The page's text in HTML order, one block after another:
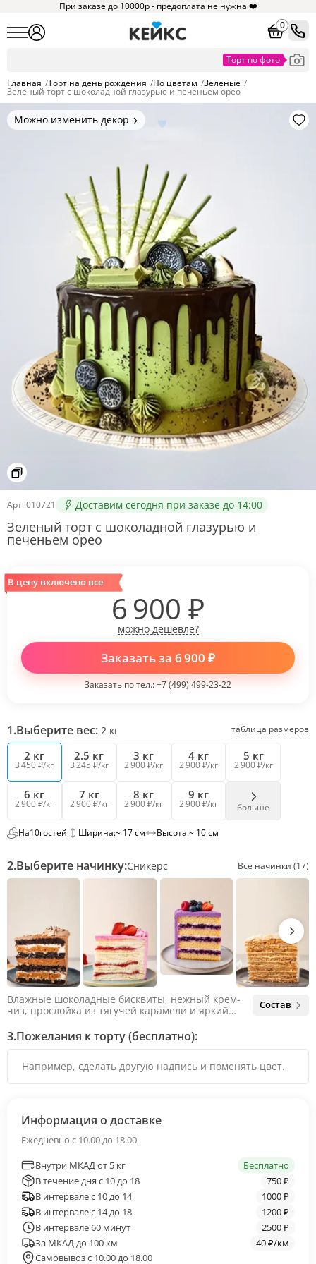
При заказе до 10000р - предоплата не нужна ❤️
0
Главная /Торт на день рождения /По цветам /Зеленые /
Зеленый торт с шоколадной глазурью и печеньем орео
Можно изменить декор
Цвет покрытия, надписи,
Арт. 010721 Доставим сегодня при заказе до 14:00
Зеленый торт с шоколадной глазурью и
печеньем орео
1.Выберите вес: 2 кг таблица размеров
2 кг
3 450 ₽/кг
2.5 кг
3 245 ₽/кг
3 кг
2 900 ₽/кг
4 кг
2 900 ₽/кг
5 кг
2 900 ₽/кг
6 кг
2 900 ₽/кг
7 кг
2 900 ₽/кг
8 кг
2 900 ₽/кг
9 кг
2 900 ₽/кг больше
На10гостей Ширина:~ 17 см Высота:~ 10 см
2.Выберите начинку:Сникерс Все начинки (17)
Влажные шоколадные бисквиты, нежный крем-
чиз, прослойка из тягучей карамели и яркий
яркий вкус шоколада и тягучей карамели, не
оставляя ни единого шанса остаться
Состав
3.Пожелания к торту (бесплатно):
В цену включено все
6 900 ₽
можно дешевле?
Заказать за 6 900 ₽
Заказать по тел.:+7 (499) 499-23-22
Информация о доставке
Ежедневно с 10.00 до 18.00
Внутри МКАД от 5 кг
Бесплатно
В течение дня с 10 до 18
750 ₽
В интервале с 10 до 14
1000 ₽
В интервале с 14 до 18
1200 ₽
В интервале 60 минут
2500 ₽
За МКАД до 100 км
40 ₽/км
Самовывоз с 10.00 до 18.00